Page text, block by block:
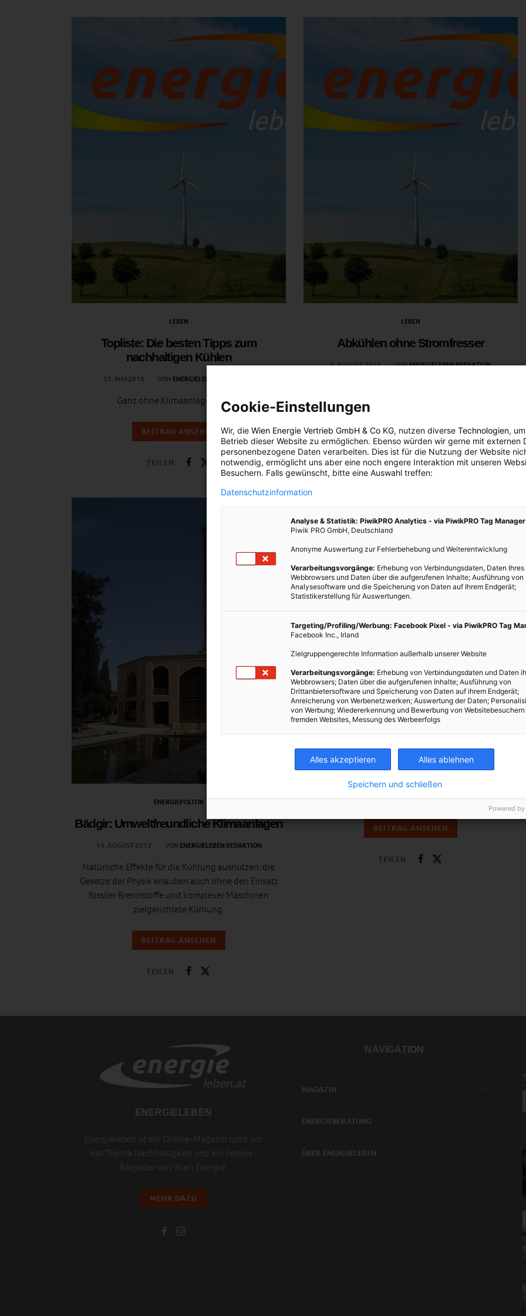
LEBEN
Topliste: Die besten Tipps zum
nachhaltigen Kühlen
11. MAI 2018 VON ENERGIELEBEN REDAKTION
Ganz ohne Klimaanlage kühlen.
BEITRAG ANSEHEN
TEILEN
ENERGIEPOLITIK
Bādgir: Umweltfreundliche Klimaanlagen
14. AUGUST 2012 VON ENERGIELEBEN REDAKTION
Natürliche Effekte für die Kühlung ausnutzen: die
Gesetze der Physik erlauben auch ohne den Einsatz
fossiler Brennstoffe und komplexer Maschinen
zielgerichtete Kühlung.
BEITRAG ANSEHEN
TEILEN
LEBEN
Abkühlen ohne Stromfresser
8. AUGUST 2013 VONENERGIELEBEN REDAKTION
sehr hohe Temperaturen angesagt. Da wird der Wunsch
nach Klimaanlagen wach. Trotzdem: sie sind
Stromfresser und sorgen draußen für noch mehr Hitze
– und es geht auch ohne.
BEITRAG ANSEHEN
ENERGIEPOLITIK
Fernkälte fürs AKH: ein Blick hinter die
Kulissen
Der Bedarf an Klimatisierung von Büroräumen wächst
ebenso schnell wie die Nachfrage nach Lösungen zur
Kühlung von technischen Geräten. Ganz besonders im
Sommer. Erst seit wenigen Jahren gibt es in…
BEITRAG ANSEHEN
TEILEN
ENERGIELEBEN
Energieleben ist ein Online-Magazin rund um
das Thema Nachhaltigkeit und ein Service-
Ratgeber von Wien Energie.
MEHR DAZU
NAVIGATION
MAGAZIN
ENERGIEBERATUNG
ÜBER ENERGIELEBEN
Cookie-Einstellungen
Wir, die Wien Energie Vertrieb GmbH & Co KG, nutzen diverse Technologien,
Betrieb dieser Website zu ermöglichen. Ebenso würden wir gerne mit externen
personenbezogene Daten verarbeiten. Dies ist für die Nutzung der Website
notwendig, ermöglicht uns aber eine noch engere Interaktion mit unseren
Besuchern. Falls gewünscht, bitte eine Auswahl treffen:
Datenschutzinformation
Analyse & Statistik: PiwikPRO Analytics - via PiwikPRO Tag Manager
Piwik PRO GmbH, Deutschland
Anonyme Auswertung zur Fehlerbehebung und Weiterentwicklung
Verarbeitungsvorgänge: Erhebung von Verbindungsdaten, Daten Ihres
Webbrowsers und Daten über die aufgerufenen Inhalte; Ausführung von
Analysesoftware und die Speicherung von Daten auf Ihrem Endgerät;
Statistikerstellung für Auswertungen.
Targeting/Profiling/Werbung: Facebook Pixel - via PiwikPRO Tag
Facebook Inc., Irland
Zielgruppengerechte Information außerhalb unserer Website
Verarbeitungsvorgänge: Erhebung von Verbindungsdaten und Daten
Webbrowsers; Daten über die aufgerufenen Inhalte; Ausführung von
Drittanbietersoftware und Speicherung von Daten auf ihrem Endgerät;
Anreicherung von Werbenetzwerken; Auswertung der Daten;
von Werbung; Wiedererkennung und Bewerbung von
fremden Websites, Messung des Werbeerfolgs
Alles akzeptieren Alles ablehnen
Speichern und schließen
Powered by